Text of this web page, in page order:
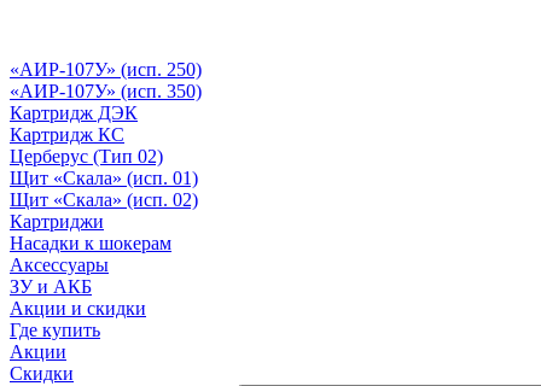
«АИР-107У» (исп. 250)
«АИР-107У» (исп. 350)
Картридж ДЭК
Картридж КС
Церберус (Тип 02)
Щит «Скала» (исп. 01)
Щит «Скала» (исп. 02)
Картриджи
Насадки к шокерам
Аксессуары
ЗУ и АКБ
Акции и скидки
Где купить
Акции
Скидки